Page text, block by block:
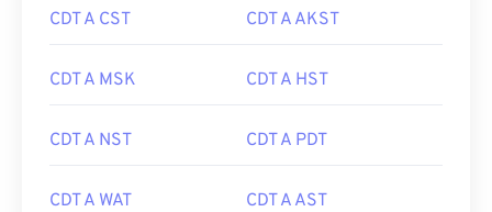
CDT A CST CDT A AKST
CDT A MSK CDT A HST
CDT A NST CDT A PDT
CDT A WAT CDT A AST